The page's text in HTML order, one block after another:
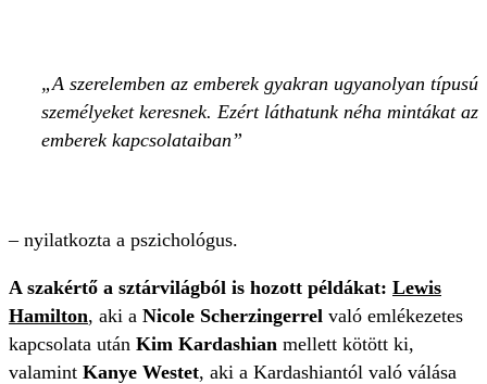
A szerelemben az emberek gyakran ugyanolyan típusú
személyeket keresnek. Ezért láthatunk néha mintákat az
emberek kapcsolataiban
– nyilatkozta a pszichológus.
A szakértő a sztárvilágból is hozott példákat: Lewis
Hamilton, aki a Nicole Scherzingerrel való emlékezetes
kapcsolata után Kim Kardashian mellett kötött ki,
valamint Kanye Westet, aki a Kardashiantól való válása